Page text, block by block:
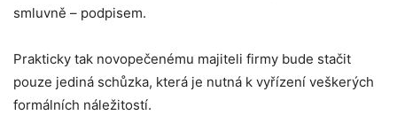
smluvně – podpisem.
Prakticky tak novopečenému majiteli firmy bude stačit
pouze jediná schůzka, která je nutná k vyřízení veškerých
formálních náležitostí.